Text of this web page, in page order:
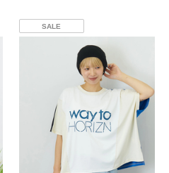
SALE